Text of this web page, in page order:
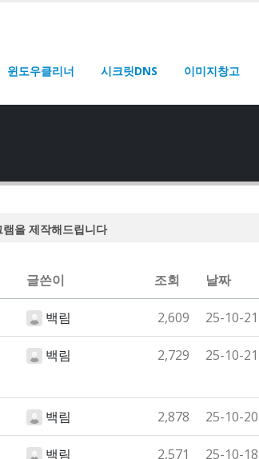
윈도우클리너 시크릿DNS 이미지창고
을 제작해드립니다
을 제작해드립니다
을 제작해드립니다
을 제작해드립니다
글쓴이 조회 날짜
백림 2,609 25-10-21
백림 2,729 25-10-21
백림 2,878 25-10-20
백림 2,571 25-10-18